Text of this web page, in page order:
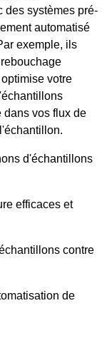
des systèmes pré-
automatisé
exemple, ils
votre
dans vos flux de
d'échantillons
efficaces et
contre
de